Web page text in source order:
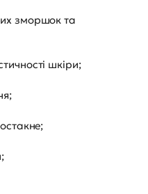
зморшок та
шкіри;